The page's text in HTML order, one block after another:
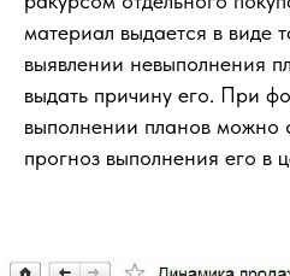
материал выдается в виде
выявлении невыполнения
выдать причину его. При
выполнении планов можно
прогноз выполнения его в